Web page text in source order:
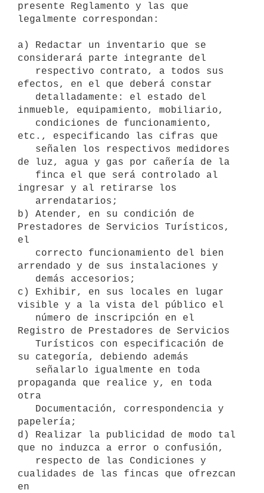
presente Reglamento y las que
legalmente correspondan:
a) Redactar un inventario que se
considerará parte integrante del
efectos, en el que deberá constar
inmueble, equipamiento, mobiliario,
etc., especificando las cifras que
de luz, agua y gas por cañería de la
ingresar y al retirarse los
b) Atender, en su condición de
Prestadores de Servicios Turísticos,
el
arrendado y de sus instalaciones y
c) Exhibir, en sus locales en lugar
visible y a la vista del público el
Registro de Prestadores de Servicios
su categoría, debiendo además
propaganda que realice y, en toda
otra
papelería;
d) Realizar la publicidad de modo tal
que no induzca a error o confusión,
cualidades de las fincas que ofrezcan
en